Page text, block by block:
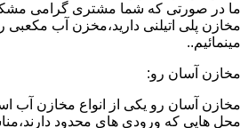
ما در صورتی که شما مشتری گرامی
مخازن پلی اتیلنی دارید،مخزن آب مکعبی
مینمائیم..
مخازن آسان رو:
مخازن آسان رو یکی از انواع مخازن
محل هایی که ورودی های محدود